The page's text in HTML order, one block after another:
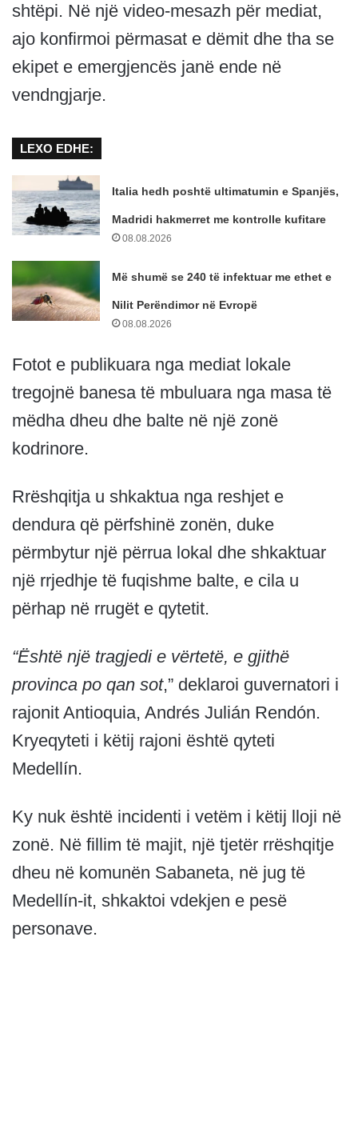
shtëpi. Në një video-mesazh për mediat,
ajo konfirmoi përmasat e dëmit dhe tha se
ekipet e emergjencës janë ende në
vendngjarje.
LEXO EDHE:
Italia hedh poshtë ultimatumin e Spanjës,
Madridi hakmerret me kontrolle kufitare
08.08.2026
Më shumë se 240 të infektuar me ethet e
Nilit Perëndimor në Evropë
08.08.2026
Fotot e publikuara nga mediat lokale
tregojnë banesa të mbuluara nga masa të
mëdha dheu dhe balte në një zonë
kodrinore.
Rrëshqitja u shkaktua nga reshjet e
dendura që përfshinë zonën, duke
përmbytur një përrua lokal dhe shkaktuar
një rrjedhje të fuqishme balte, e cila u
përhap në rrugët e qytetit.
“Është një tragjedi e vërtetë, e gjithë
provinca po qan sot,” deklaroi guvernatori i
rajonit Antioquia, Andrés Julián Rendón.
Kryeqyteti i këtij rajoni është qyteti
Medellín.
Ky nuk është incidenti i vetëm i këtij lloji në
zonë. Në fillim të majit, një tjetër rrëshqitje
dheu në komunën Sabaneta, në jug të
Medellín-it, shkaktoi vdekjen e pesë
personave.